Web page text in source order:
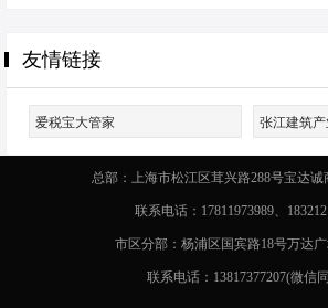
友情链接
爱税宝大管家 张江建筑产
总部：上海市松江区茸兴路288号宝达诚
联系电话：17811973989、
市区分部：杨浦区国宾路18号万达
联系电话：13817377207(微信